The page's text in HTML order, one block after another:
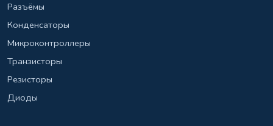
Разъёмы
Конденсаторы
Микроконтроллеры
Транзисторы
Резисторы
Диоды